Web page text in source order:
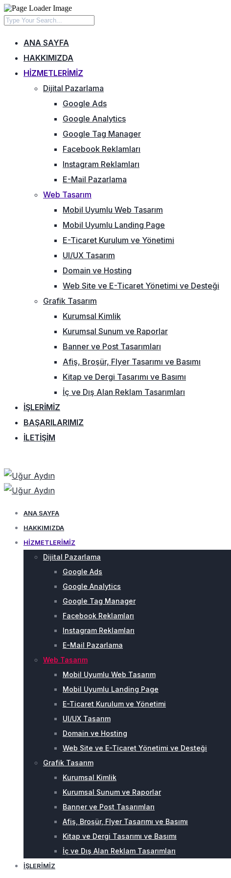
ANA SAYFA
HAKKIMIZDA
HIZMETLERIMIZ
Dijital Pazarlama
Google Ads
Google Analytics
Google Tag Manager
Facebook Reklamları
Instagram Reklamları
E-Mail Pazarlama
Web Tasarım
Mobil Uyumlu Web Tasarım
Mobil Uyumlu Landing Page
E-Ticaret Kurulum ve Yönetimi
UI/UX Tasarım
Domain ve Hosting
Web Site ve E-Ticaret Yönetimi ve Desteği
Grafik Tasarım
Kurumsal Kimlik
Kurumsal Sunum ve Raporlar
Banner ve Post Tasarımları
Afiş, Broşür, Flyer Tasarımı ve Basımı
Kitap ve Dergi Tasarımı ve Basımı
İç ve Dış Alan Reklam Tasarımları
İŞLERIMIZ
BAŞARILARIMIZ
İLETIŞIM
ANA SAYFA
HAKKIMIZDA
HIZMETLERIMIZ
Dijital Pazarlama
Google Ads
Google Analytics
Google Tag Manager
Facebook Reklamları
Instagram Reklamları
E-Mail Pazarlama
Web Tasarım
Mobil Uyumlu Web Tasarım
Mobil Uyumlu Landing Page
E-Ticaret Kurulum ve Yönetimi
UI/UX Tasarım
Domain ve Hosting
Web Site ve E-Ticaret Yönetimi ve Desteği
Grafik Tasarım
Kurumsal Kimlik
Kurumsal Sunum ve Raporlar
Banner ve Post Tasarımları
Afiş, Broşür, Flyer Tasarımı ve Basımı
Kitap ve Dergi Tasarımı ve Basımı
İç ve Dış Alan Reklam Tasarımları
İŞLERIMIZ